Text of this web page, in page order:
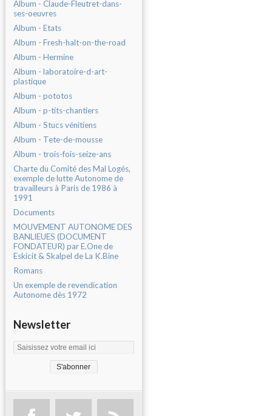
Album - Claude-Fleutret-dans-
ses-oeuvres
Album - Etats
Album - Fresh-halt-on-the-road
Album - Hermine
Album - laboratoire-d-art-
plastique
Album - pototos
Album - p-tits-chantiers
Album - Stucs vénitiens
Album - Tete-de-mousse
Album - trois-fois-seize-ans
Charte du Comité des Mal Logés,
exemple de lutte Autonome de
travailleurs à Paris de 1986 à
1991
Documents
MOUVEMENT AUTONOME DES
BANLIEUES (DOCUMENT
FONDATEUR) par E.One de
Eskicit & Skalpel de La K.Bine
Romans
Un exemple de revendication
Autonome dès 1972
Newsletter